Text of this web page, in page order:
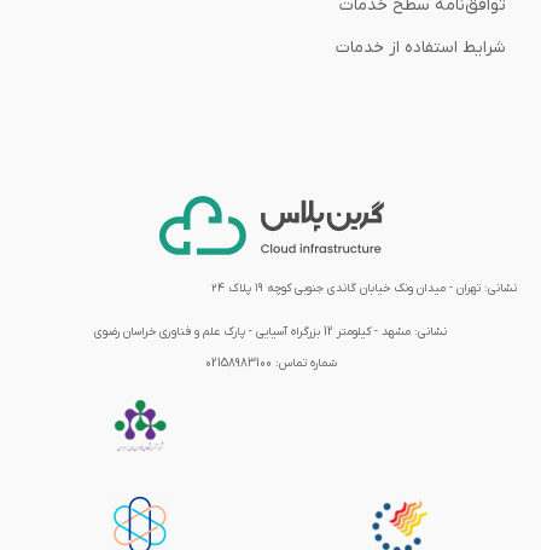
توافق‌نامه‌ سطح خدمات
شرایط استفاده از خدمات
نشانی: تهران - میدان ونک خیابان گاندی جنوبی کوچه ۱۹ پلاک ۲۴
نشانی: مشهد - کیلومتر 12 بزرگراه آسیایی - پارک علم و فناوری خراسان رضوی
شماره تماس: 02158983100